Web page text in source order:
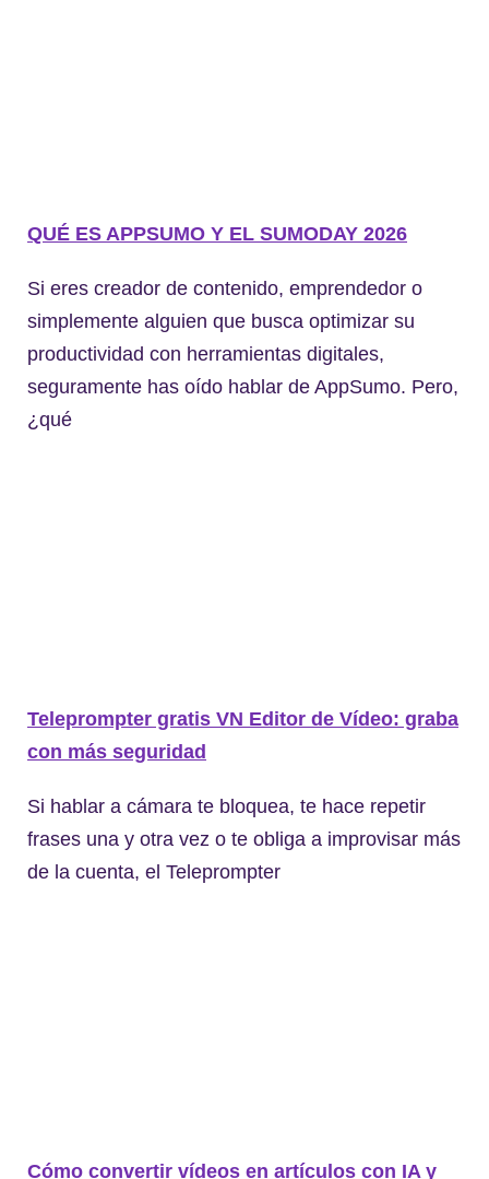
QUÉ ES APPSUMO Y EL SUMODAY 2026
Si eres creador de contenido, emprendedor o
simplemente alguien que busca optimizar su
productividad con herramientas digitales,
seguramente has oído hablar de AppSumo. Pero,
¿qué
Teleprompter gratis VN Editor de Vídeo: graba
con más seguridad
Si hablar a cámara te bloquea, te hace repetir
frases una y otra vez o te obliga a improvisar más
de la cuenta, el Teleprompter
Cómo convertir vídeos en artículos con IA y